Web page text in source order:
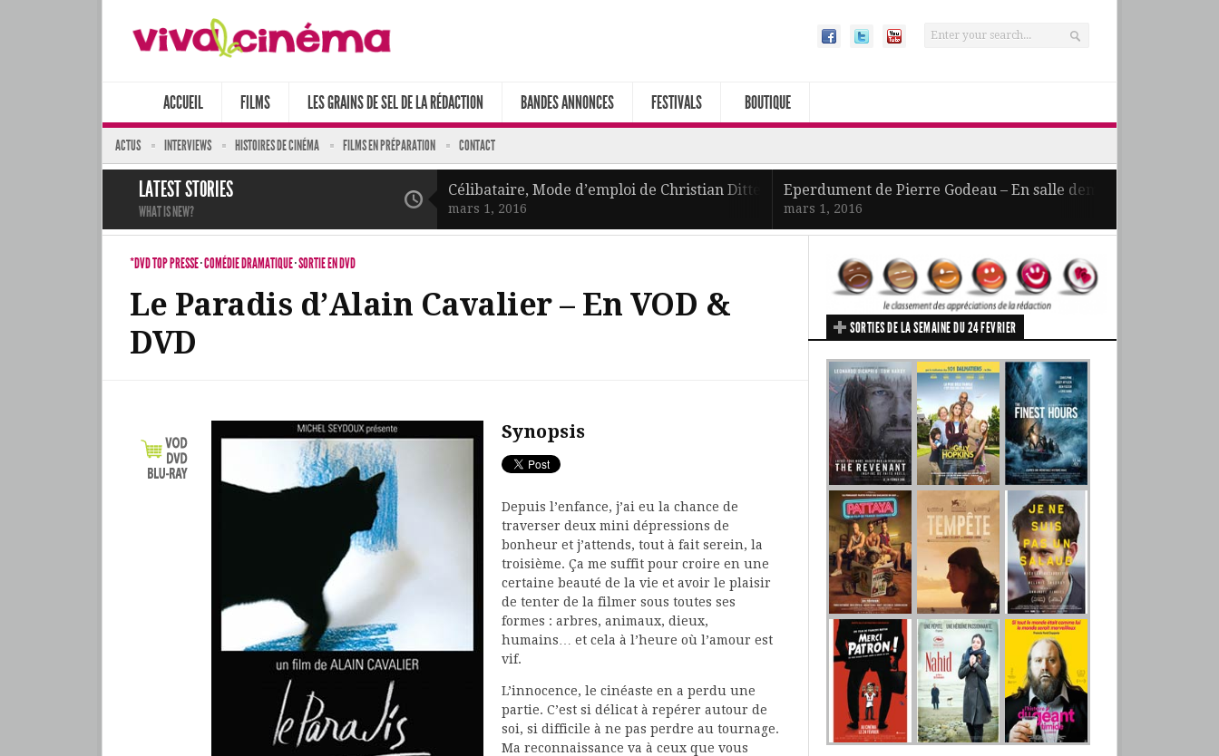
ACCUEIL FILMS LES GRAINS DE SEL DE LA RÉDACTION BANDES ANNONCES FESTIVALS BOUTIQUE
ACTUS INTERVIEWS HISTOIRES DE CINÉMA FILMS EN PRÉPARATION CONTACT
LATEST STORIES
WHAT IS NEW?
Célibataire, Mode d’emploi de Christian Ditter – En salle demain
mars 1, 2016
Eperdument de Pierre Godeau – En salle demain
mars 1, 2016
*DVD TOP PRESSE·COMÉDIE DRAMATIQUE·SORTIE EN DVD
Le Paradis d’Alain Cavalier – En VOD &
DVD
Synopsis
Depuis l’enfance, j’ai eu la chance de
traverser deux mini dépressions de
bonheur et j’attends, tout à fait serein, la
troisième. Ça me suffit pour croire en une
certaine beauté de la vie et avoir le plaisir
de tenter de la filmer sous toutes ses
formes : arbres, animaux, dieux,
humains… et cela à l’heure où l’amour est
vif.
L’innocence, le cinéaste en a perdu une
partie. C’est si délicat à repérer autour de
soi, si difficile à ne pas perdre au tournage.
Ma reconnaissance va à ceux que vous
SORTIES DE LA SEMAINE DU 24 FEVRIER